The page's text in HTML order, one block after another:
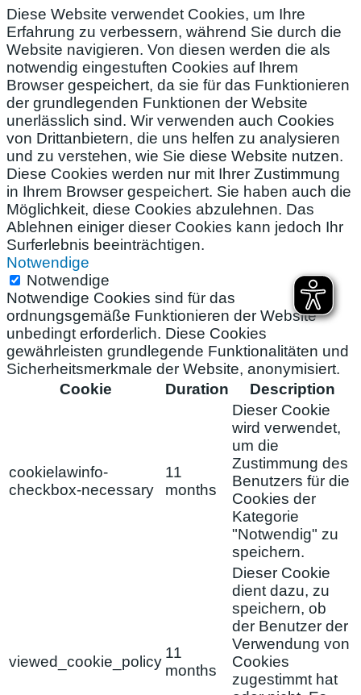
Diese Website verwendet Cookies, um Ihre
Erfahrung zu verbessern, während Sie durch die
Website navigieren. Von diesen werden die als
notwendig eingestuften Cookies auf Ihrem
Browser gespeichert, da sie für das Funktionieren
der grundlegenden Funktionen der Website
unerlässlich sind. Wir verwenden auch Cookies
von Drittanbietern, die uns helfen zu analysieren
und zu verstehen, wie Sie diese Website nutzen.
Diese Cookies werden nur mit Ihrer Zustimmung
in Ihrem Browser gespeichert. Sie haben auch die
Möglichkeit, diese Cookies abzulehnen. Das
Ablehnen einiger dieser Cookies kann jedoch Ihr
Surferlebnis beeinträchtigen.
Notwendige
Notwendige
Notwendige Cookies sind für das
ordnungsgemäße Funktionieren der Website
unbedingt erforderlich. Diese Cookies
gewährleisten grundlegende Funktionalitäten und
Sicherheitsmerkmale der Website, anonymisiert.
Cookie
Duration Description
cookielawinfo-
checkbox-necessary
11
months
Dieser Cookie
wird verwendet,
um die
Zustimmung des
Benutzers für die
Cookies der
Kategorie
"Notwendig" zu
speichern.
viewed_cookie_policy
11
months
Dieser Cookie
dient dazu, zu
speichern, ob
der Benutzer der
Verwendung von
Cookies
zugestimmt hat